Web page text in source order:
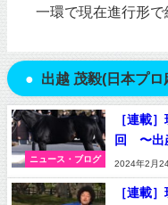
一環で現在進行形で
出越 茂毅(日本プ
ニュース・ブログ
［連載
回 〜出
2024年2月
［連載